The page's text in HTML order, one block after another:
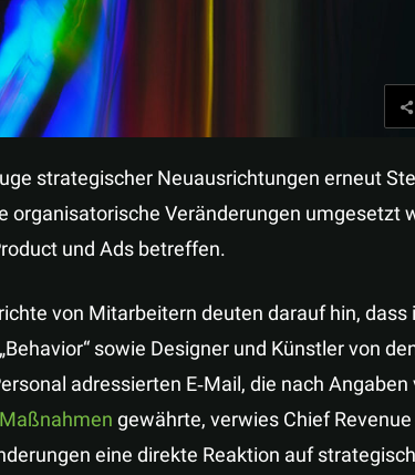
strategischer Neuausrichtungen erneut
organisatorische Veränderungen umgesetzt
und Ads betreffen.
von Mitarbeitern deuten darauf hin,
sowie Designer und Künstler von
adressierten E‑Mail, die nach
engewährte, verwies Chief
eine direkte Reaktion auf